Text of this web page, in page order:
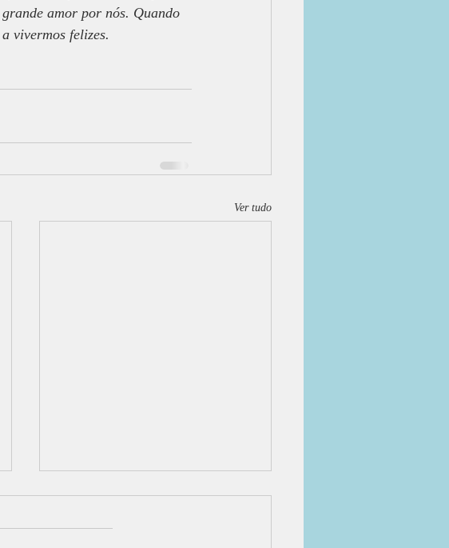
amor por nós. Quando
vivermos felizes.
Ver tudo